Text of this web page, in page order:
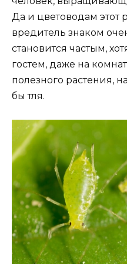
Да и цветоводам этот
вредитель знаком
становится частым,
гостем, даже на
полезного растения,
бы тля.